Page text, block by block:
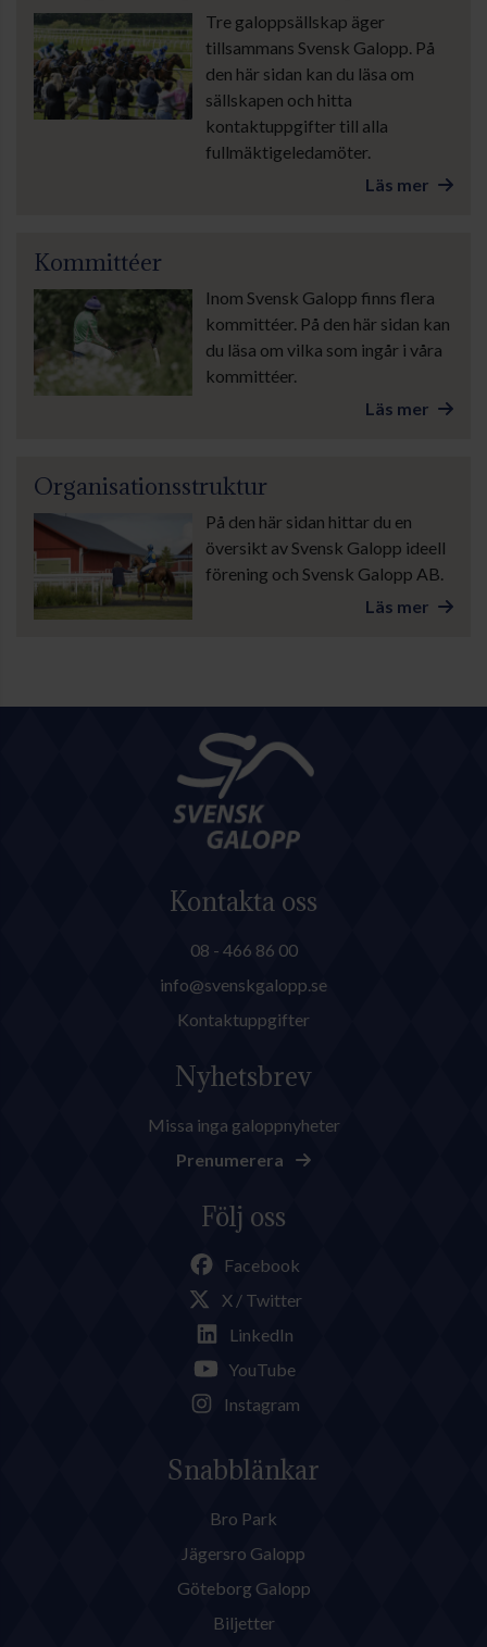
Tre galoppsällskap äger
tillsammans Svensk Galopp. På
den här sidan kan du läsa om
sällskapen och hitta
kontaktuppgifter till alla
fullmäktigeledamöter.
Läs mer
Kommittéer
Inom Svensk Galopp finns flera
kommittéer. På den här sidan kan
du läsa om vilka som ingår i våra
kommittéer.
Läs mer
Organisationsstruktur
På den här sidan hittar du en
översikt av Svensk Galopp ideell
förening och Svensk Galopp AB.
Läs mer
Kontakta oss
08 - 466 86 00
info@svenskgalopp.se
Kontaktuppgifter
Nyhetsbrev
Missa inga galoppnyheter
Prenumerera
Följ oss
Facebook
X / Twitter
LinkedIn
YouTube
Instagram
Snabblänkar
Bro Park
Jägersro Galopp
Göteborg Galopp
Biljetter